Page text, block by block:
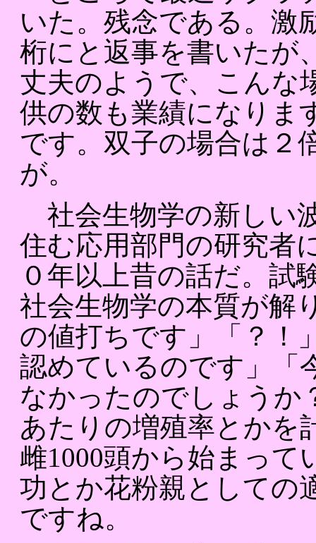
いた。残念である。激
桁にと返事を書いたが
丈夫のようで、こんな
供の数も業績になりま
です。双子の場合は２
が。
社会生物学の新しい
住む応用部門の研究者
０年以上昔の話だ。試
社会生物学の本質が解
の値打ちです」「？！
認めているのです」「
なかったのでしょうか
あたりの増殖率とかを
雌1000頭から始まって
功とか花粉親としての
ですね。